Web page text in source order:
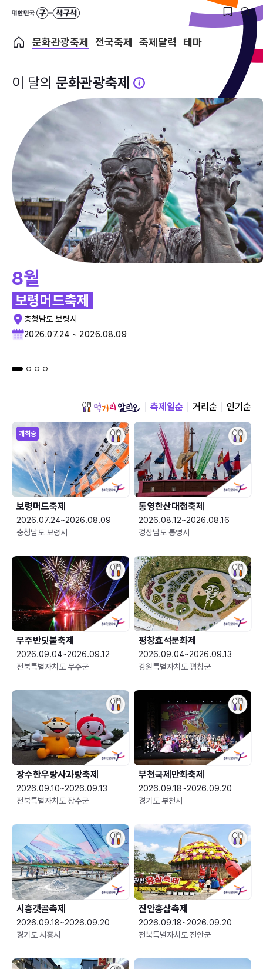
문화관광축제 전국축제 축제달력 테마
이 달의 문화관광축제
8월
보령머드축제
충청남도 보령시
2026.07.24 ~ 2026.08.09
축제일순 거리순 인기순
개최중
보령머드축제
2026.07.24~2026.08.09
충청남도 보령시
통영한산대첩축제
2026.08.12~2026.08.16
경상남도 통영시
무주반딧불축제
2026.09.04~2026.09.12
전북특별자치도 무주군
평창효석문화제
2026.09.04~2026.09.13
강원특별자치도 평창군
장수한우랑사과랑축제
2026.09.10~2026.09.13
전북특별자치도 장수군
부천국제만화축제
2026.09.18~2026.09.20
경기도 부천시
시흥갯골축제
2026.09.18~2026.09.20
경기도 시흥시
진안홍삼축제
2026.09.18~2026.09.20
전북특별자치도 진안군